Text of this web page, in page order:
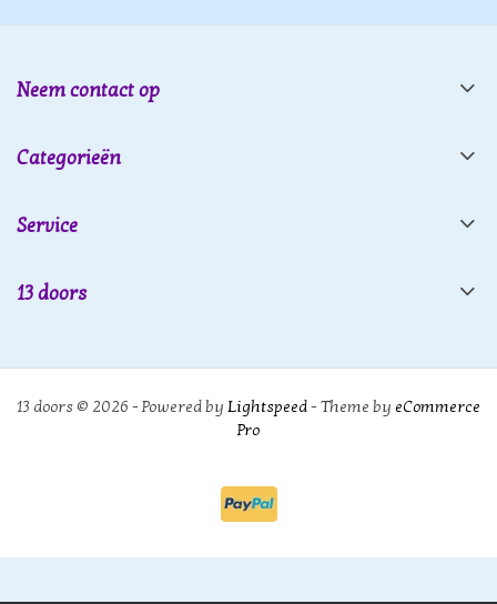
Neem contact op
Categorieën
Service
13 doors
13 doors © 2026 - Powered by Lightspeed- Theme by eCommerce
Pro